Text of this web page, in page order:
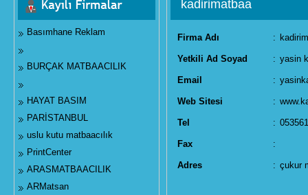
Basımhane Reklam
BURÇAK MATBAACILIK
HAYAT BASIM
PARİSTANBUL
uslu kutu matbaacılık
PrintCenter
ARASMATBAACILIK
ARMatsan
kadirimatbaa
Firma Adı :
Yetkili Ad Soyad : yasin
Email :
Web Sitesi :
Tel :
Fax :
Adres : çukur